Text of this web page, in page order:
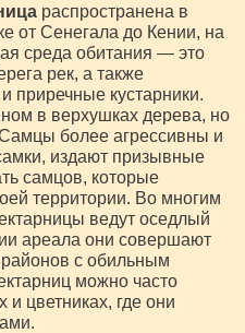
распространена в
от Сенегала до Кении, на
среда обитания — это
рек, а также
приречные кустарники.
в верхушках дерева, но
более агрессивны и
издают призывные
самцов, которые
территории. Во многим
ведут оседлый
ареала они совершают
с обильным
можно часто
и цветниках, где они